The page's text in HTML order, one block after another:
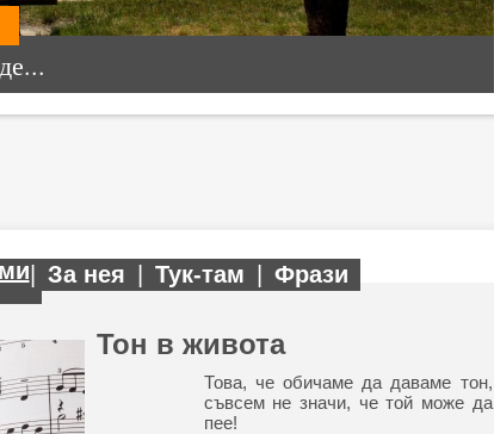
| За нея Тук-там Фрази
Тон в живота
Това, че обичаме да даваме тон,
съвсем не значи, че той може да
пее!